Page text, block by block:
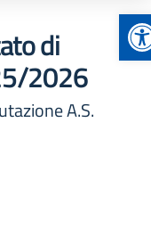
di
2026
A.S.